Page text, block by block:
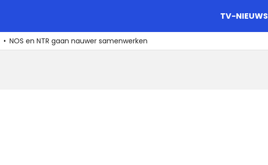
TV-NIEUWS
NOS en NTR gaan nauwer samenwerken